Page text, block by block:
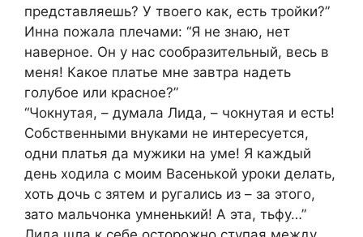
представляешь? У твоего как, есть тройки?”
Инна пожала плечами: “Я не знаю, нет
наверное. Он у нас сообразительный, весь в
меня! Какое платье мне завтра надеть
голубое или красное?”
“Чокнутая, – думала Лида, – чокнутая и есть!
Собственными внуками не интересуется,
одни платья да мужики на уме! Я каждый
день ходила с моим Васенькой уроки делать,
хоть дочь с зятем и ругались из – за этого,
зато мальчонка умненький! А эта, тьфу…”